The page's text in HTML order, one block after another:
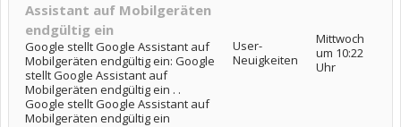
Assistant auf Mobilgeräten
endgültig ein
Google stellt Google Assistant auf
Mobilgeräten endgültig ein: Google
stellt Google Assistant auf
Mobilgeräten endgültig ein . .
Google stellt Google Assistant auf
Mobilgeräten endgültig ein
User-
Neuigkeiten
Mittwoch
um 10:22
Uhr